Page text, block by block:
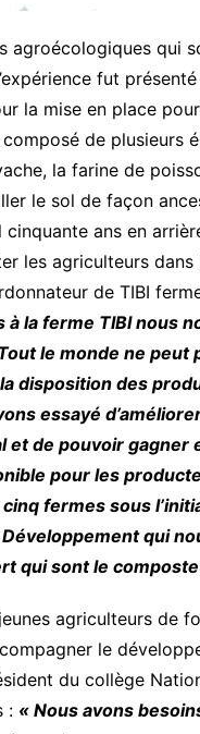
agroécologiques qui
fut
la mise en place
de plusieurs
la farine de
le sol de façon
ans en
les agriculteurs
de TIBI
à la ferme TIBI nous
le monde ne
disposition des
essayé
et de pouvoir
pour les
fermes sous
qui
qui sont le
agriculteurs de
le
du collège
: « Nous avons